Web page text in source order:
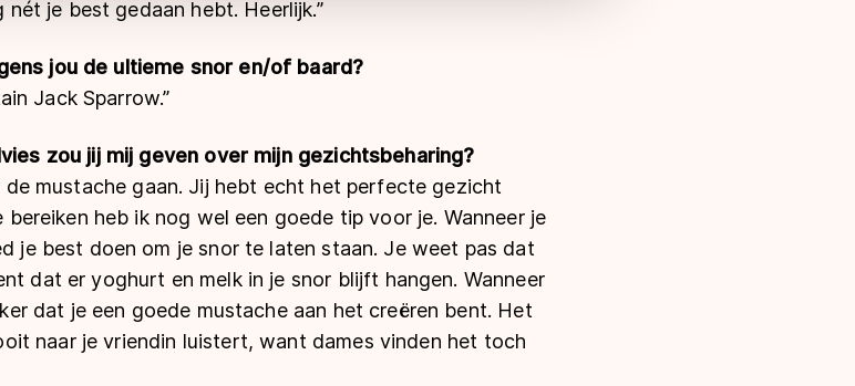
je best gedaan hebt. Heerlijk.”
jou de ultieme snor en/of baard?
Jack Sparrow.”
zou jij mij geven over mijn gezichtsbeharing?
de mustache gaan. Jij hebt echt het perfecte gezicht
bereiken heb ik nog wel een goede tip voor je. Wanneer je
je best doen om je snor te laten staan. Je weet pas dat
dat er yoghurt en melk in je snor blijft hangen. Wanneer
dat je een goede mustache aan het creëren bent. Het
naar je vriendin luistert, want dames vinden het toch